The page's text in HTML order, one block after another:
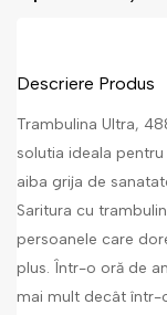
Descriere Produs
Trambulina Ultra,
solutia ideala
aiba grija de
Saritura cu
persoanele care
plus. Într-o oră de
mai mult decât într-